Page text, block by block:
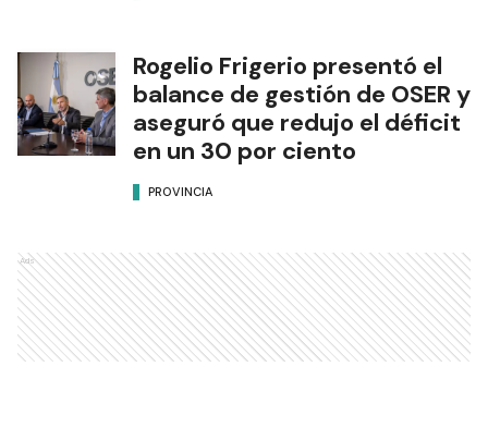
Rogelio Frigerio presentó el
balance de gestión de OSER y
aseguró que redujo el déficit
en un 30 por ciento
PROVINCIA
Ads